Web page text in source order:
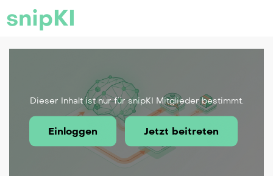
snipKI
Dieser Inhalt ist nur für snipKI Mitglieder bestimmt.
Einloggen Jetzt beitreten